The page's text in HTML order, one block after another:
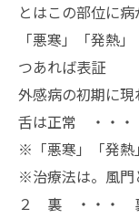
とはこの部位に病
「悪寒」「発熱
つあれば表証
外感病の初期に現
舌は正常 ・・
※「悪寒」「発熱
※治療法は。風門
２ 裏 ・・・ 裏